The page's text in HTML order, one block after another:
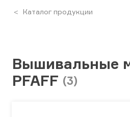
Каталог продукции
Вышивальные
PFAFF (3)